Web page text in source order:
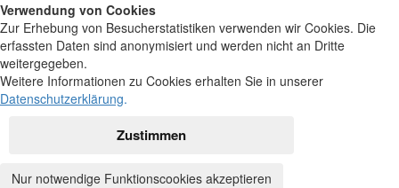
Verwendung von Cookies
Zur Erhebung von Besucherstatistiken verwenden wir Cookies. Die
erfassten Daten sind anonymisiert und werden nicht an Dritte
weitergegeben.
Weitere Informationen zu Cookies erhalten Sie in unserer
Datenschutzerklärung.
Zustimmen
Nur notwendige Funktionscookies akzeptieren